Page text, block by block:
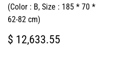
(Color : B, Size : 185 * 70 *
62-82 cm)
PRECIO
HABITUAL
$ 12,633.55